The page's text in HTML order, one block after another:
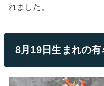
れました。
8月19日生まれの有